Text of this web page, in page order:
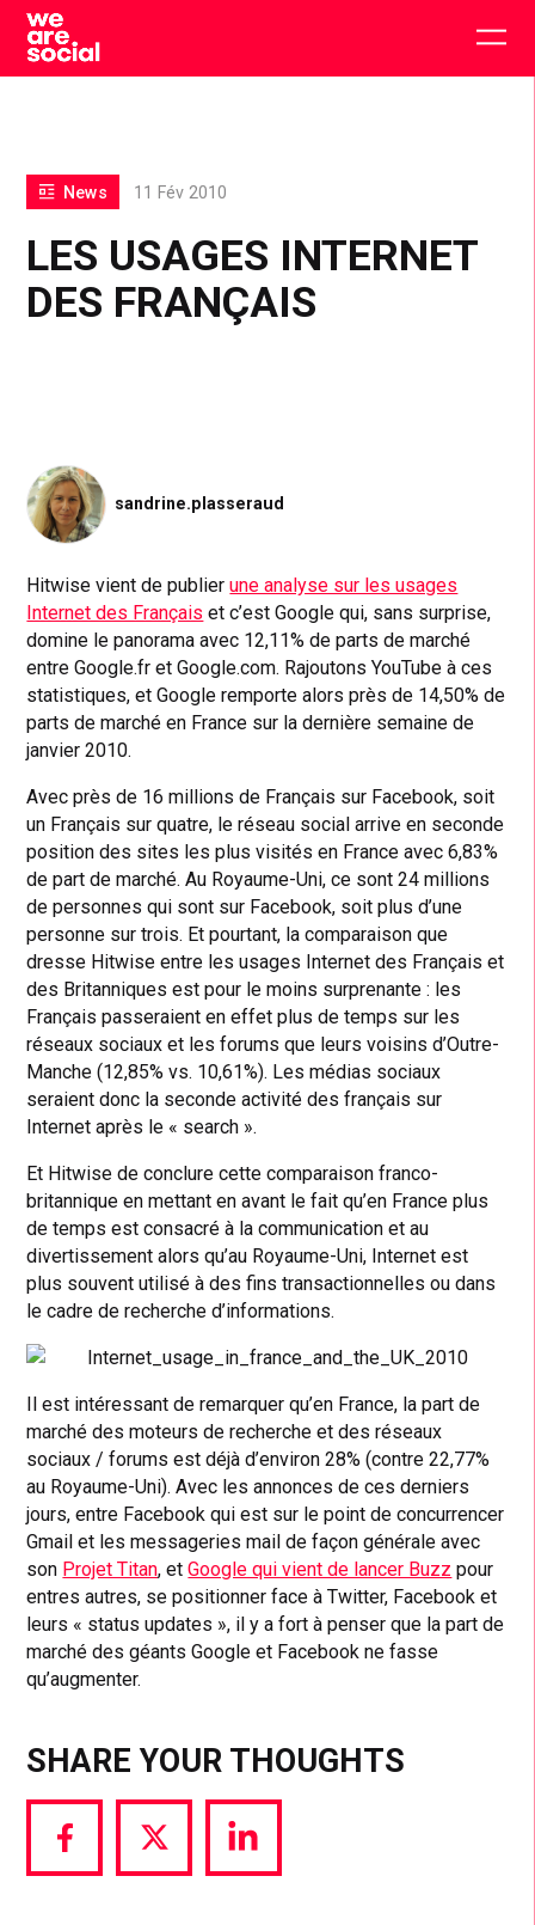
Skip
content
LES USAGES INTERNET
DES FRANÇAIS
News 11 Fév 2010
sandrine.plasseraud
Hitwise vient de publierune analyse sur les usages
Internet des Français et c’est Google qui, sans surprise,
domine le panorama avec 12,11% de parts de marché
entre Google.fr et Google.com. Rajoutons YouTube à ces
statistiques, et Google remporte alors près de 14,50% de
parts de marché en France sur la dernière semaine de
janvier 2010.
Avec près de 16 millions de Français sur Facebook, soit
un Français sur quatre, le réseau social arrive en seconde
position des sites les plus visités en France avec 6,83%
de part de marché. Au Royaume-Uni, ce sont 24 millions
de personnes qui sont sur Facebook, soit plus d’une
personne sur trois. Et pourtant, la comparaison que
dresse Hitwise entre les usages Internet des Français et
des Britanniques est pour le moins surprenante : les
Français passeraient en effet plus de temps sur les
réseaux sociaux et les forums que leurs voisins d’Outre-
Manche (12,85% vs. 10,61%). Les médias sociaux
seraient donc la seconde activité des français sur
Internet après le « search ».
Et Hitwise de conclure cette comparaison franco-
britannique en mettant en avant le fait qu’en France plus
de temps est consacré à la communication et au
divertissement alors qu’au Royaume-Uni, Internet est
plus souvent utilisé à des fins transactionnelles ou dans
le cadre de recherche d’informations.
Il est intéressant de remarquer qu’en France, la part de
marché des moteurs de recherche et des réseaux
sociaux / forums est déjà d’environ 28% (contre 22,77%
au Royaume-Uni). Avec les annonces de ces derniers
jours, entre Facebook qui est sur le point de concurrencer
Gmail et les messageries mail de façon générale avec
son Projet Titan, etGoogle qui vient de lancer Buzz pour
entres autres, se positionner face à Twitter, Facebook et
leurs « status updates », il y a fort à penser que la part de
marché des géants Google et Facebook ne fasse
qu’augmenter.
SHARE YOUR THOUGHTS
Share
via
Share
via
Share
via